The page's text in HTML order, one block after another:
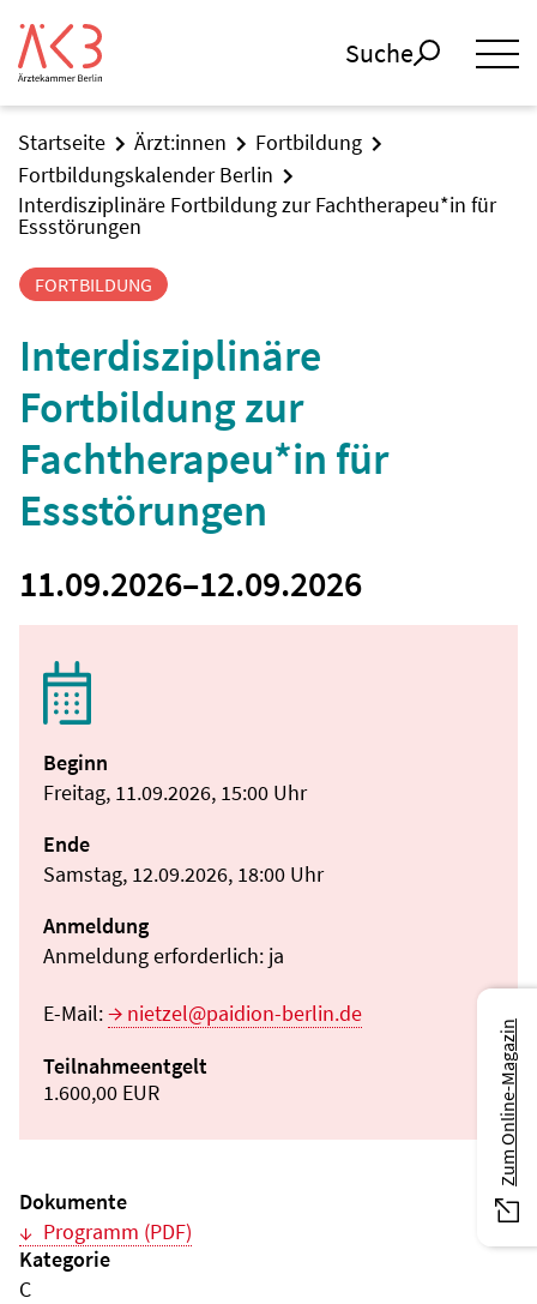
Suche
Startseite Ärzt:innen
Fortbildung
Fortbildungskalender Berlin
Interdisziplinäre Fortbildung zur Fachtherapeu*in für
Essstörungen
FORTBILDUNG
Interdisziplinäre
Fortbildung zur
Fachtherapeu*in für
Essstörungen
11.09.2026–12.09.2026
Beginn
Freitag, 11.09.2026, 15:00 Uhr
Ende
Samstag, 12.09.2026, 18:00 Uhr
Anmeldung
Anmeldung erforderlich: ja
E-Mail:
nietzel@paidion-berlin.de
Teilnahmeentgelt
1.600,00 EUR
Dokumente
Programm (PDF)
Kategorie
C
Zum Online-Magazin